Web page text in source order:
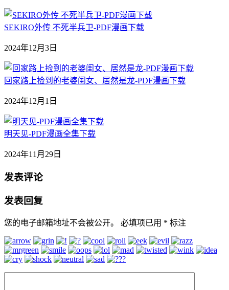
SEKIRO外传 不死半兵卫-PDF漫画下载
2024年12月3日
回家路上捡到的老婆闺女、居然是龙-PDF漫画下载
2024年12月1日
明天见-PDF漫画全集下载
2024年11月29日
发表评论
发表回复
您的电子邮箱地址不会被公开。 必填项已用 * 标注